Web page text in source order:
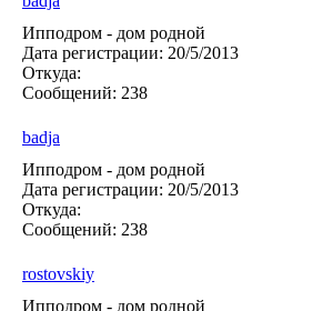
Ипподром - дом родной
Дата регистрации: 20/5/2013
Откуда:
Сообщений: 238
badja
Ипподром - дом родной
Дата регистрации: 20/5/2013
Откуда:
Сообщений: 238
rostovskiy
Ипподром - дом родной